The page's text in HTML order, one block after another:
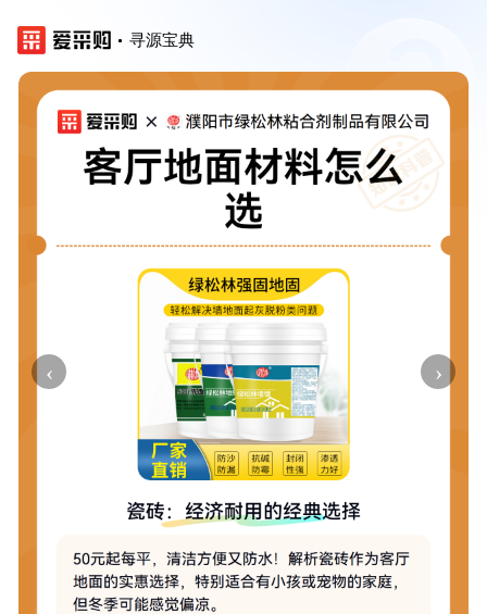
寻源宝典
‹ ›